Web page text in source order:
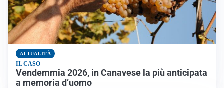
ATTUALITÀ
IL CASO
Vendemmia 2026, in Canavese la più anticipata
a memoria d’uomo